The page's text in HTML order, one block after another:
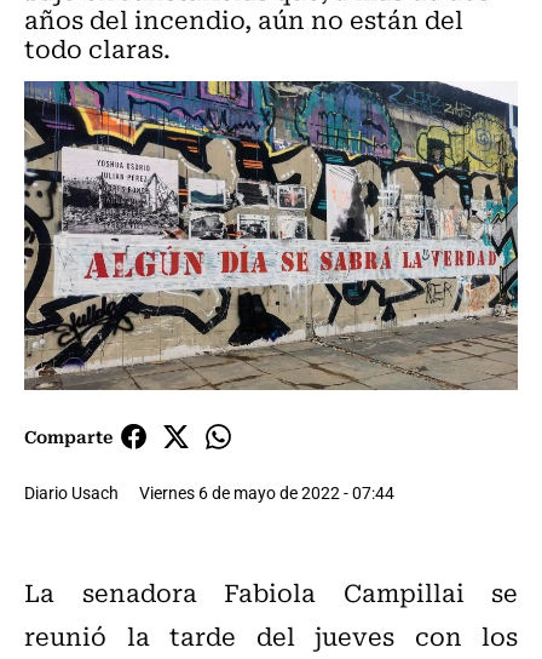
años del incendio, aún no están del
todo claras.
Comparte
Diario Usach Viernes 6 de mayo de 2022 - 07:44
La senadora Fabiola Campillai se
reunió la tarde del jueves con los